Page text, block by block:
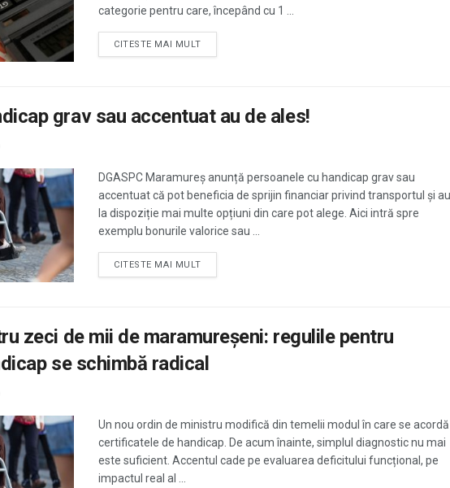
categorie pentru care, începând cu 1 ...
CITESTE MAI MULT
grav sau accentuat au de ales!
DGASPC Maramureș anunță persoanele cu handicap grav sau
accentuat că pot beneficia de sprijin financiar privind transportul și au
la dispoziție mai multe opțiuni din care pot alege. Aici intră spre
exemplu bonurile valorice sau ...
CITESTE MAI MULT
zeci de mii de maramureșeni: regulile pentru
se schimbă radical
Un nou ordin de ministru modifică din temelii modul în care se acordă
certificatele de handicap. De acum înainte, simplul diagnostic nu mai
este suficient. Accentul cade pe evaluarea deficitului funcțional, pe
impactul real al ...